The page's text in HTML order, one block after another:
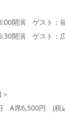
開演 ゲスト：
開演 ゲスト：
A席6,500円 (税